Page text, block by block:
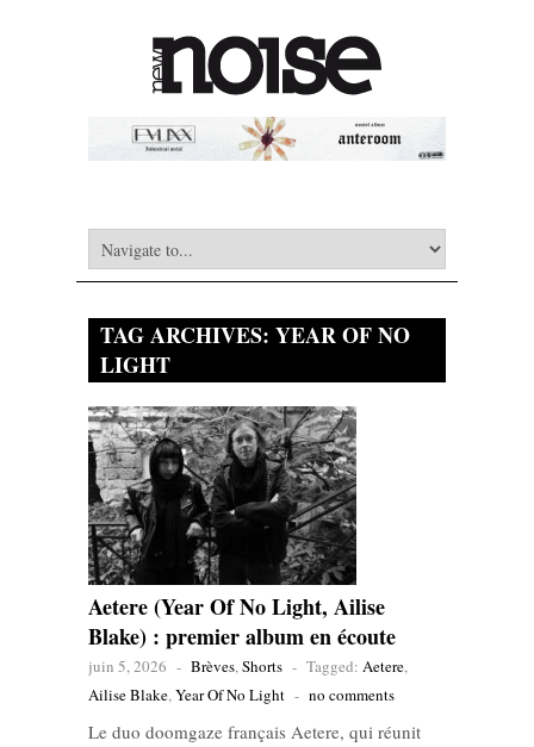
TAG ARCHIVES: YEAR OF NO
LIGHT
Aetere (Year Of No Light, Ailise
Blake) : premier album en écoute
juin 5, 2026 - Brèves,Shorts - Tagged: Aetere,
Ailise Blake,Year Of No Light - no comments
Le duo doomgaze français Aetere, qui réunit